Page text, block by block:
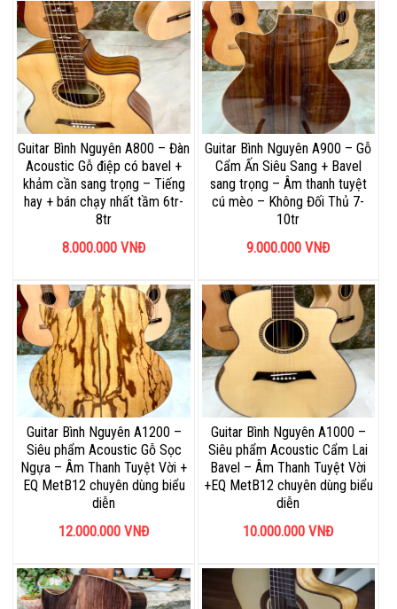
Guitar Bình Nguyên A800 – Đàn
Acoustic Gỗ điệp có bavel +
khảm cần sang trọng – Tiếng
hay + bán chạy nhất tầm 6tr-
8tr
8.000.000 VNĐ
Guitar Bình Nguyên A900 – Gỗ
Cẩm Ấn Siêu Sang + Bavel
sang trọng – Âm thanh tuyệt
cú mèo – Không Đối Thủ 7-
10tr
9.000.000 VNĐ
Guitar Bình Nguyên A1200 –
Siêu phẩm Acoustic Gỗ Sọc
Ngựa – Âm Thanh Tuyệt Vời +
EQ MetB12 chuyên dùng biểu
diễn
12.000.000 VNĐ
Guitar Bình Nguyên A1000 –
Siêu phẩm Acoustic Cẩm Lai
Bavel – Âm Thanh Tuyệt Vời
+EQ MetB12 chuyên dùng biểu
diễn
10.000.000 VNĐ